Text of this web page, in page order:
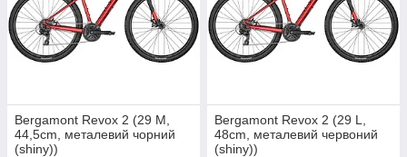
Bergamont Revox 2 (29 M,
44,5cm, металевий чорний
(shiny))
Bergamont Revox 2 (29 L,
48cm, металевий червоний
(shiny))